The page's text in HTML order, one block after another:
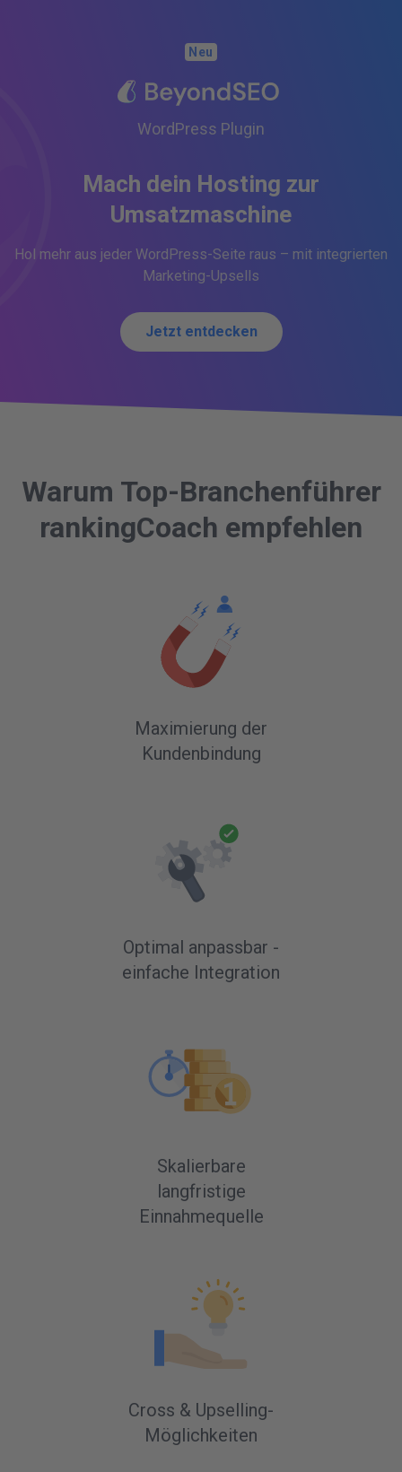
Neu
WordPress Plugin
Mach dein Hosting zur
Umsatzmaschine
Hol mehr aus jeder WordPress-Seite raus – mit integrierten
Marketing-Upsells
Jetzt entdecken
Warum Top-Branchenführer
rankingCoach empfehlen
Maximierung der
Kundenbindung
Optimal anpassbar -
einfache Integration
Skalierbare
langfristige
Einnahmequelle
Cross & Upselling-
Möglichkeiten